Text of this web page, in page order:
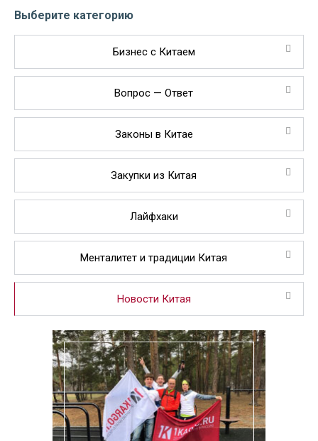
Выберите категорию
Бизнес с Китаем
Вопрос — Ответ
Законы в Китае
Закупки из Китая
Лайфхаки
Менталитет и традиции Китая
Новости Китая